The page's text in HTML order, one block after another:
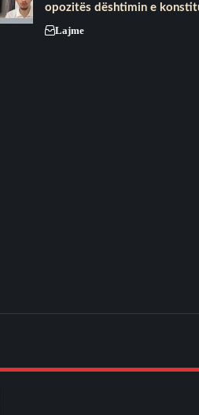
opozitës dështimin e
Lajme